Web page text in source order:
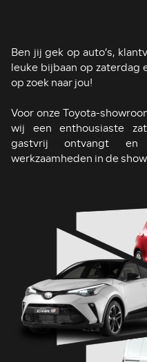
Ben jij gek op auto’s,
leuke bijbaan op zaterdag
op zoek naar jou!
Voor onze Toyota-
wij een enthousiaste
gastvrij ontvangt
werkzaamheden in de